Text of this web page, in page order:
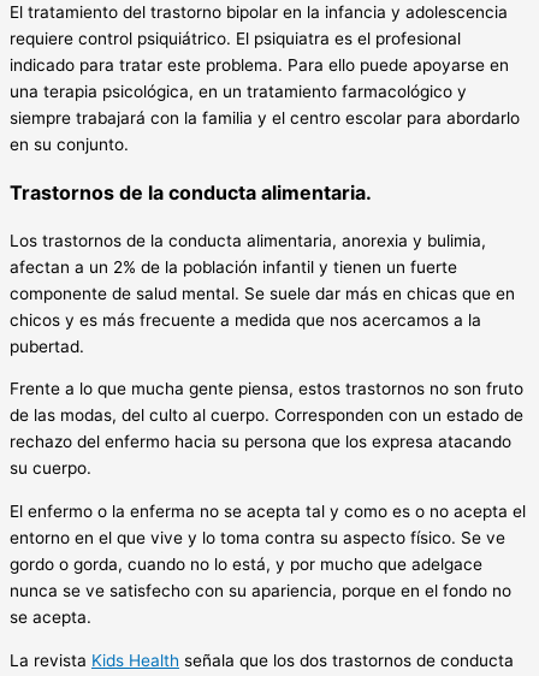
El tratamiento del trastorno bipolar en la infancia y adolescencia
requiere control psiquiátrico. El psiquiatra es el profesional
indicado para tratar este problema. Para ello puede apoyarse en
una terapia psicológica, en un tratamiento farmacológico y
siempre trabajará con la familia y el centro escolar para abordarlo
en su conjunto.
Trastornos de la conducta alimentaria.
Los trastornos de la conducta alimentaria, anorexia y bulimia,
afectan a un 2% de la población infantil y tienen un fuerte
componente de salud mental. Se suele dar más en chicas que en
chicos y es más frecuente a medida que nos acercamos a la
pubertad.
Frente a lo que mucha gente piensa, estos trastornos no son fruto
de las modas, del culto al cuerpo. Corresponden con un estado de
rechazo del enfermo hacia su persona que los expresa atacando
su cuerpo.
El enfermo o la enferma no se acepta tal y como es o no acepta el
entorno en el que vive y lo toma contra su aspecto físico. Se ve
gordo o gorda, cuando no lo está, y por mucho que adelgace
nunca se ve satisfecho con su apariencia, porque en el fondo no
se acepta.
La revista Kids Health señala que los dos trastornos de conducta